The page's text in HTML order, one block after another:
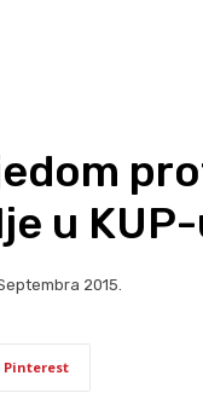
u
2015.
Pinterest